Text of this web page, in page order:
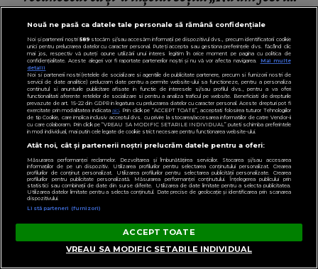
momentul respectiv un om corect.”
Nouă ne pasă ca datele tale personale să rămână confidențiale
Noi și partenerii noștri589stocăm și/sau accesăm informații pe dispozitivul dvs., precum identificatorii cookie
unici pentru prelucrarea datelor cu caracter personal. Puteți accepta sau gestiona preferințele dvs. făcând clic
mai jos, respectiv vă puteți opune utilizării unui interes legitim în orice moment pe pagina cu politica de
confidențialitate. Aceste alegeri vor fi raportate partenerilor noștri și nu vă vor afecta navigarea.
Mai multe
detalii
Noi si partenerii nostri (retelele de socializare si agentiile de publicitate partenere, precum si furnizorii nostri de
servicii de date analitice) prelucram date pentru a permite website-ului sa functioneze, pentru a personaliza
continutul si anunturile publicitare afisate in functie de interesele si/sau profilul dvs., pentru a va oferi
functionalitati aferente retelelor de socializare si pentru a analiza traficul pe website. Beneficiati de drepturile
prevazute de art. 15-22 din GDPR in legatura cu prelucrarea datelor cu caracter personal. Aceste drepturi pot fi
exercitate prin modalitatea indicataaici. Prin click pe “ACCEPT TOATE”, acceptati folosirea tuturor Tehnologiilor
de tip Cookie, care implica inclusiv acceptul dvs. cu privire la stocarea/accesarea informatiilor de catre Vendor-ii
cu care colaboram. Prin click pe “VREAU SA MODIFIC SETARILE INDIVIDUAL” puteti schimba preferintele
in mod individual, mai putin cele legate de cookie strict necesare pentru functionarea website-ului.
Atât noi, cât și partenerii noștri prelucrăm datele pentru a oferi:
Măsurarea performanței reclamelor. Dezvoltarea și îmbunătățirea serviciilor. Stocarea și/sau accesarea
informațiilor de pe un dispozitiv. Utilizarea profilurilor pentru selectarea conținutului personalizat. Crearea
profilurilor de conținut personalizat. Utilizarea profilurilor pentru selectarea publicității personalizate. Crearea
profilurilor pentru publicitate personalizată. Măsurarea performanței conținutului. Înțelegerea publicului prin
statistici sau combinații de date din surse diferite. Utilizarea de date limitate pentru a selecta publicitatea.
Utilizarea datelor limitate pentru a selecta conținutul. Date precise de geolocație și identificarea prin scanarea
dispozitivului.
Listă parteneri (furnizori)
ACCEPT TOATE
VREAU SA MODIFIC SETARILE INDIVIDUAL